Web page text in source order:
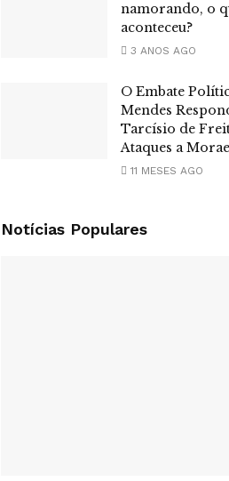
namorando, o
aconteceu?
3 ANOS AGO
O Embate
Mendes
Tarcísio de
Ataques a
11 MESES AGO
Notícias Populares